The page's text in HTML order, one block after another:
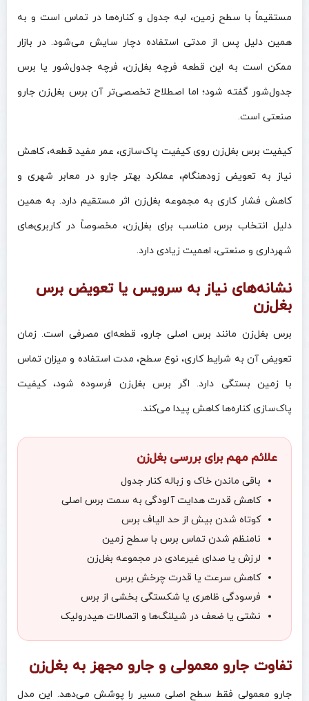
مستقیماً با سطح زمین، لبه جدول و کناره‌ها در تماس است و به
همین دلیل پس از مدتی استفاده دچار سایش می‌شود. در بازار
ممکن است به این قطعه فرچه بغل‌زن، فرچه جدول‌شور یا برس
جدول‌شور گفته شود؛ اما اصطلاح تخصصی‌تر آن برس بغل‌زن جارو
صنعتی است.
کیفیت برس بغل‌زن روی کیفیت پاک‌سازی، عمر مفید قطعه، کاهش
نیاز به تعویض زودهنگام، عملکرد بهتر جارو در معابر شهری و
کاهش فشار کاری به مجموعه بغل‌زن اثر مستقیم دارد. به همین
دلیل انتخاب برس مناسب برای بغل‌زن، مخصوصاً در کاربری‌های
شهرداری و صنعتی، اهمیت زیادی دارد.
نشانه‌های نیاز به سرویس یا تعویض برس
بغل‌زن
برس بغل‌زن مانند برس اصلی جارو، قطعه‌ای مصرفی است. زمان
تعویض آن به شرایط کاری، نوع سطح، مدت استفاده و میزان تماس
با زمین بستگی دارد. اگر برس بغل‌زن فرسوده شود، کیفیت
پاک‌سازی کناره‌ها کاهش پیدا می‌کند.
علائم مهم برای بررسی بغل‌زن
باقی ماندن خاک و زباله کنار جدول
کاهش قدرت هدایت آلودگی به سمت برس اصلی
کوتاه شدن بیش از حد الیاف برس
نامنظم شدن تماس برس با سطح زمین
لرزش یا صدای غیرعادی در مجموعه بغل‌زن
کاهش سرعت یا قدرت چرخش برس
فرسودگی ظاهری یا شکستگی بخشی از برس
نشتی یا ضعف در شیلنگ‌ها و اتصالات هیدرولیک
تفاوت جارو معمولی و جارو مجهز به بغل‌زن
جارو معمولی فقط سطح اصلی مسیر را پوشش می‌دهد. این مدل